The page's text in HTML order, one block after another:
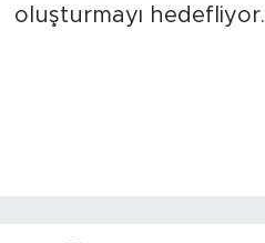
oluşturmayı hedefliyor.